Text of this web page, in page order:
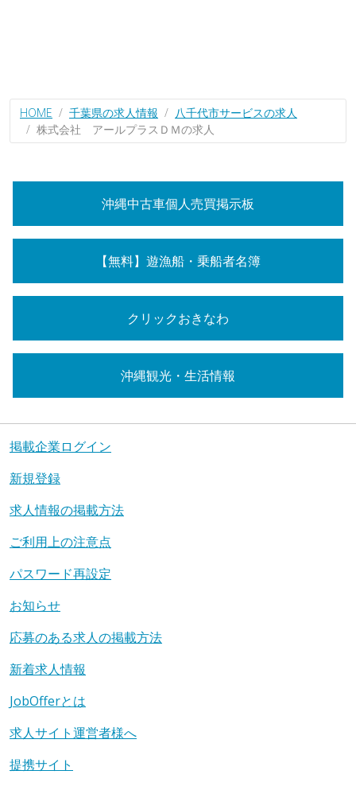
HOME 千葉県の求人情報
八千代市サービスの求人
株式会社 アールプラスＤＭの求人
沖縄中古車個人売買掲示板
【無料】遊漁船・乗船者名簿
クリックおきなわ
沖縄観光・生活情報
掲載企業ログイン
新規登録
求人情報の掲載方法
ご利用上の注意点
パスワード再設定
お知らせ
応募のある求人の掲載方法
新着求人情報
JobOfferとは
求人サイト運営者様へ
提携サイト